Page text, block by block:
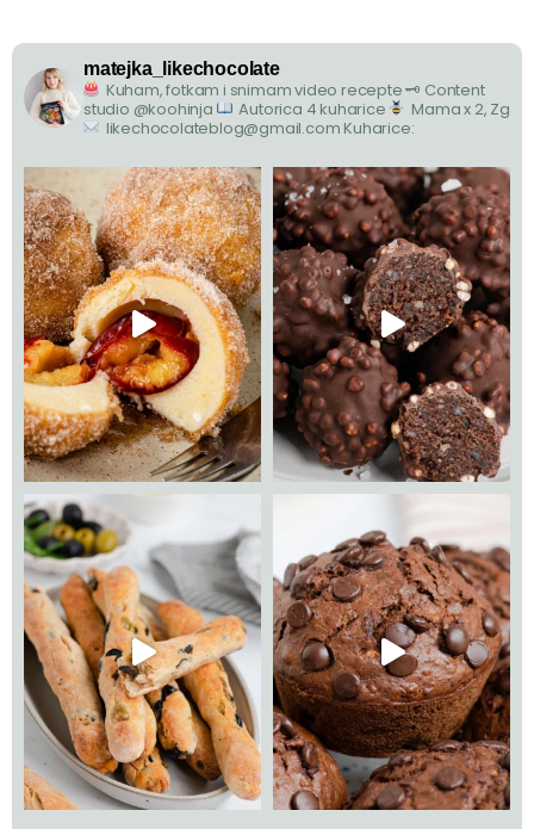
matejka_likechocolate
Kuham, fotkam i snimam video recepte🗝 Content
studio @koohinja
Autorica 4 kuharice
Mama x 2, Zg
likechocolateblog@gmail.com Kuharice: